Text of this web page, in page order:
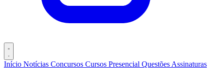
Início Notícias Concursos Cursos Presencial Questões Assinaturas